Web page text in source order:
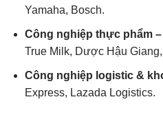
Yamaha, Bosch.
Công nghiệp thực phẩm
True Milk, Dược Hậu
Công nghiệp logistic &
Express, Lazada Logistics.